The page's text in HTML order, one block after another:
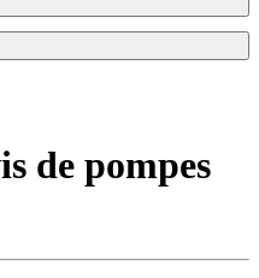
de pompes